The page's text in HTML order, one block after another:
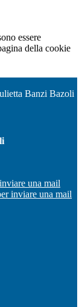
essere
della cookie
Banzi Bazoli
una mail
inviare una mail